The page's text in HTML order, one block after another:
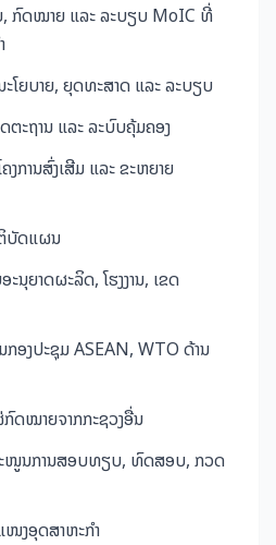
, ກົດໝາຍ ແລະ ລະບຽບ MoIC ທີ່
ໂຍບາຍ, ຍຸດທະສາດ ແລະ ລະບຽບ
ຕະຖານ ແລະ ລະບົບຄຸ້ມຄອງ
ການສົ່ງເສີມ ແລະ ຂະຫຍາຍ
ບັດແຜນ
ຍາດຜະລິດ, ໂຮງງານ, ເຂດ
ກອງປະຊຸມ ASEAN, WTO ດ້ານ
ດໝາຍຈາກກະຊວງອື່ນ
ໜູນການສອບທຽບ, ທົດສອບ, ກວດ
ໜງອຸດສາຫະກຳ